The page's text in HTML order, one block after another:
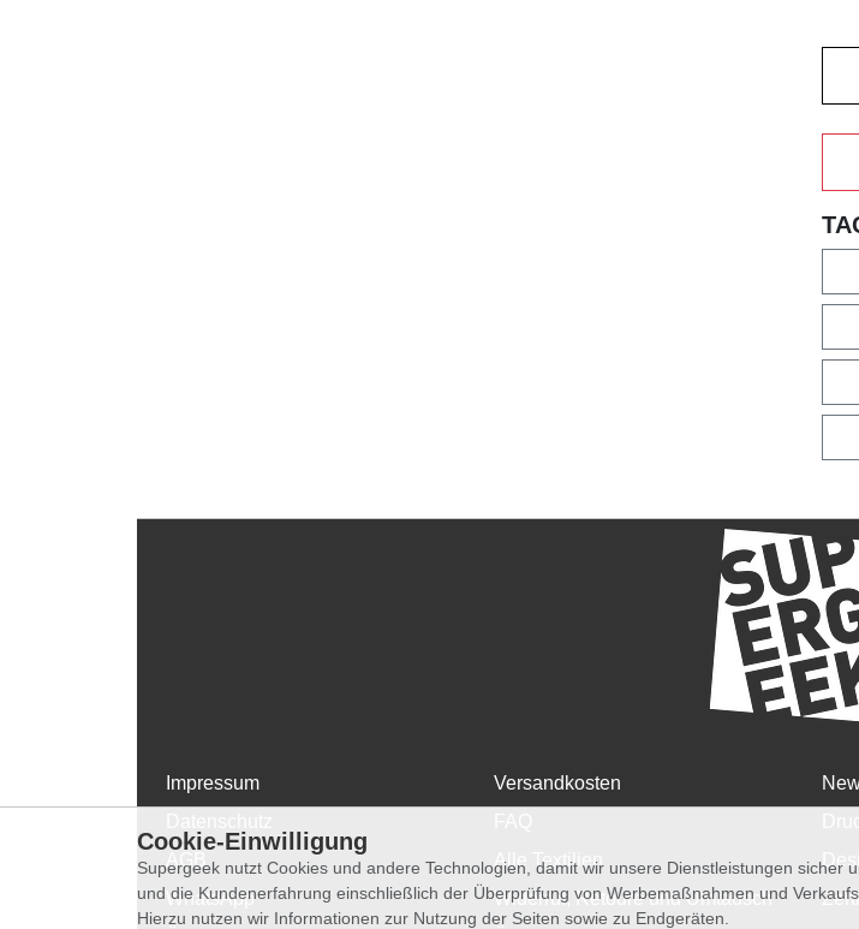
Impressum
WhatsApp
Versandkosten
Alle Textilien
Widerruf, Retoure und Umtausch
Cookie-Einwilligung
Supergeek nutzt Cookies und andere Technologien, damit wir unsere Dienstleistungen
und die Kundenerfahrung einschließlich der Überprüfung von Werbemaßnahmen und
Hierzu nutzen wir Informationen zur Nutzung der Seiten sowie zu Endgeräten.